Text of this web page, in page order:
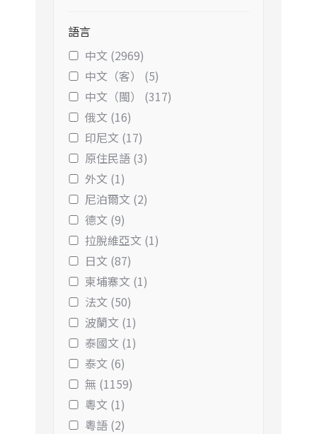
語言
中文 (2969)
中文（客） (5)
中文（閩） (317)
俄文 (16)
印尼文 (17)
原住民語 (3)
外文 (1)
尼泊爾文 (2)
德文 (9)
拉脫維亞文 (1)
日文 (87)
柬埔寨文 (1)
法文 (50)
波蘭文 (1)
泰國文 (1)
泰文 (6)
無 (1159)
粵文 (1)
粵語 (2)